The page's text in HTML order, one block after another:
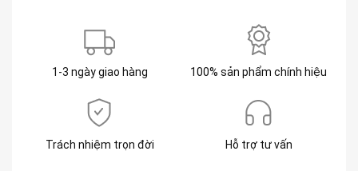
1-3 ngày giao hàng 100% sản phẩm chính hiệu
Trách nhiệm trọn đời Hỗ trợ tư vấn